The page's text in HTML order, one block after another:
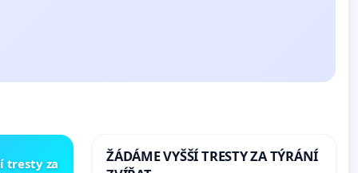
tresty za
ŽÁDÁME VYŠŠÍ TRESTY ZA TÝRÁNÍ